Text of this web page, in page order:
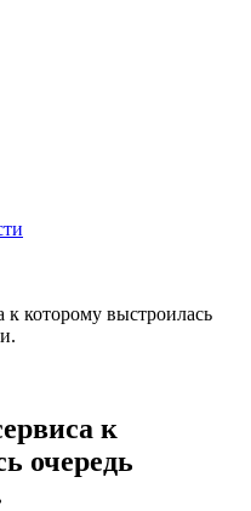
к которому выстроилась
к
очередь